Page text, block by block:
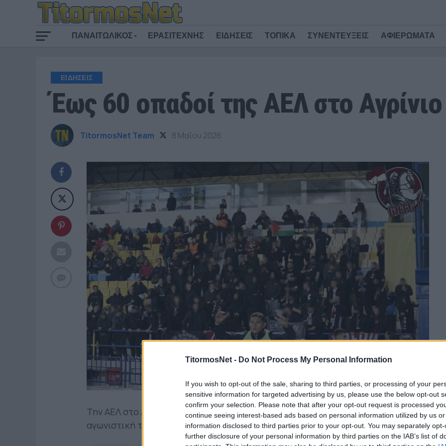
TitormosNet - Do Not Process My Personal Information
If you wish to opt-out of the sale, sharing to third parties, or processing of your
sensitive information for targeted advertising by us, please use the below opt-out
confirm your selection. Please note that after your opt-out request is processed
continue seeing interest-based ads based on personal information utilized by us
information disclosed to third parties prior to your opt-out. You may separately
further disclosure of your personal information by third parties on the IAB’s list of
ΠΑΝΑΙΤΩΛΙΚΟΣ ΕΡΑΣΙΤΕΧΝΗΣ ΕΙΔΗΣΕΙΣ ΤΟΠΙΚΑ ΣΥΝΕΝΤΕΥΞΕΙΣ ΑΦΙΕΡΩΜΑΤΑ
ΕΙΔΗΣΕΙΣ
Έως 60 οπαδοί της ΑΕΛ στο Αγρίνιο
TitormosNet Team 8 Μαΐου 2026
Την ΑΕΛ στο Αγρίνιο θα υποδεχθεί την προσεχή Τρίτη 12 Μαΐου για την 8η
αγωνιστική των Play Outs της Super League ο Παναιτωλικός.